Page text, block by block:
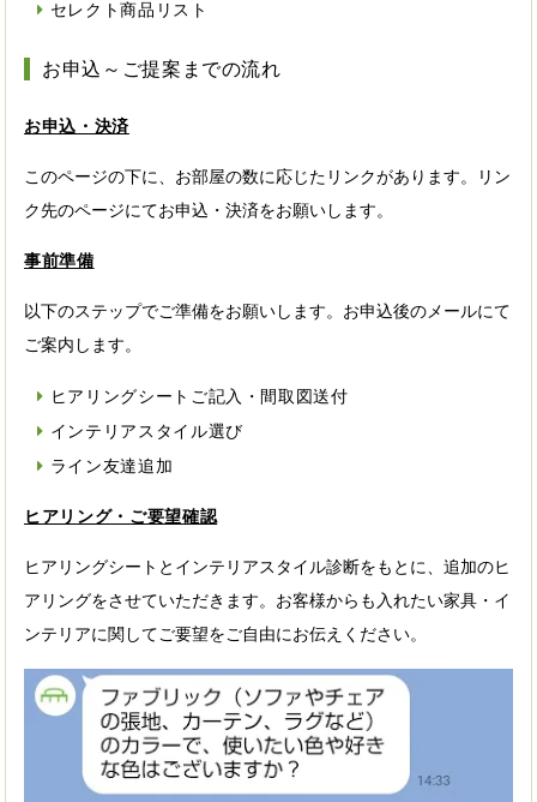
セレクト商品リスト
お申込～ご提案までの流れ
お申込・決済
このページの下に、お部屋の数に応じたリンクがあります。リン
ク先のページにてお申込・決済をお願いします。
事前準備
以下のステップでご準備をお願いします。お申込後のメールにて
ご案内します。
ヒアリングシートご記入・間取図送付
インテリアスタイル選び
ライン友達追加
ヒアリング・ご要望確認
ヒアリングシートとインテリアスタイル診断をもとに、追加のヒ
アリングをさせていただきます。お客様からも入れたい家具・イ
ンテリアに関してご要望をご自由にお伝えください。